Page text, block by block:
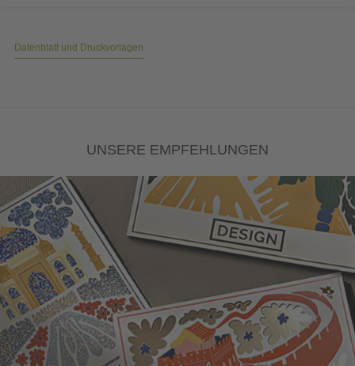
Datenblatt und Druckvorlagen
UNSERE EMPFEHLUNGEN